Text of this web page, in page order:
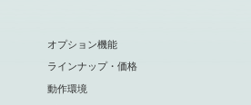
オプション機能
ラインナップ・価格
動作環境